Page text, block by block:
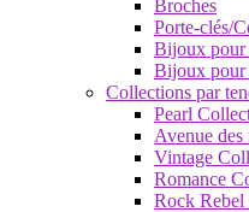
Broches
Porte-clés/
Bijoux pour
Bijoux pour
Collections par
Pearl
Avenue des
Vintage
Romance
Rock